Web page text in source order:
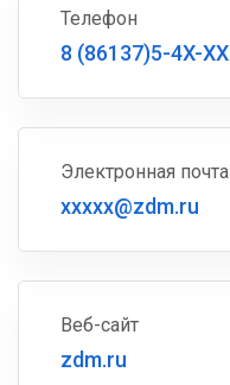
Телефон
8 (86137)5-4X-XX
Электронная почта
xxxxx@zdm.ru
Веб-сайт
zdm.ru